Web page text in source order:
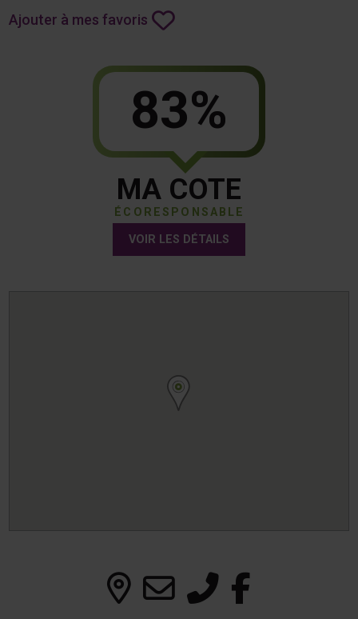
Ajouter à mes favoris
83%
MA COTE
ÉCORESPONSABLE
VOIR LES DÉTAILS